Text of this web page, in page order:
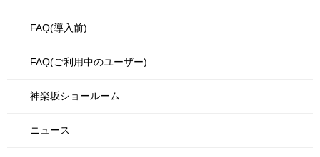
FAQ(導入前)
FAQ(ご利用中のユーザー)
神楽坂ショールーム
ニュース